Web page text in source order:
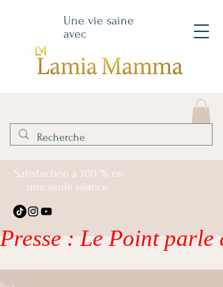
Une vie saine
avec
Satisfaction à 100 % en
une seule séance
Presse : Le Point